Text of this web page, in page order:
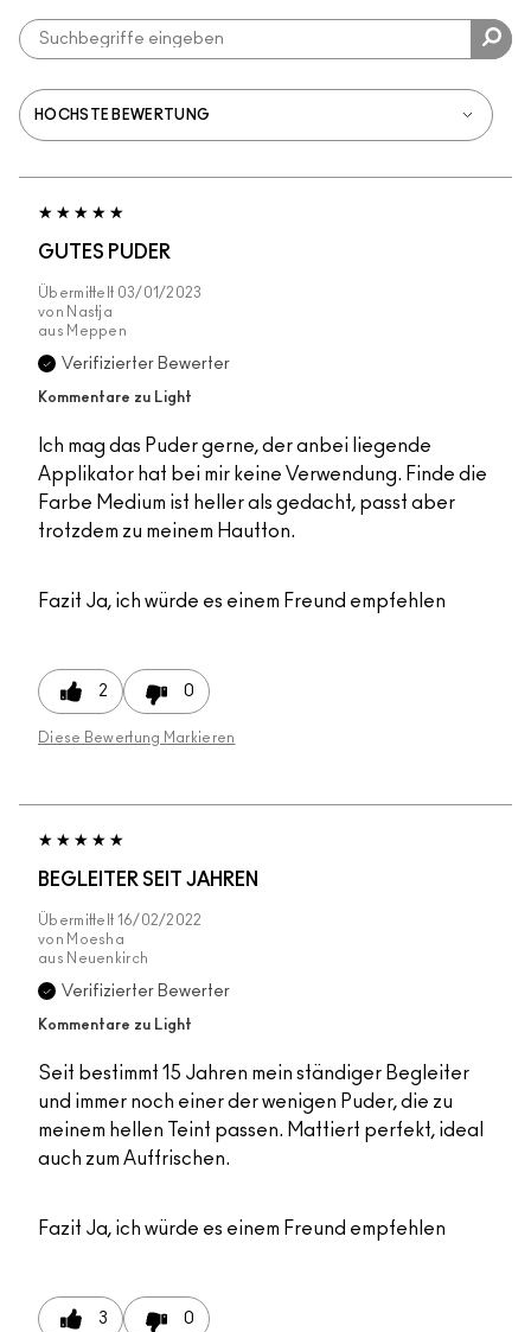
GUTES PUDER
Übermittelt 03/01/2023
von Nastja
aus Meppen
Verifizierter Bewerter
Kommentare zu Light
Ich mag das Puder gerne, der anbei liegende
Applikator hat bei mir keine Verwendung. Finde die
Farbe Medium ist heller als gedacht, passt aber
trotzdem zu meinem Hautton.
Fazit Ja, ich würde es einem Freund empfehlen
2 0
Diese Bewertung Markieren
BEGLEITER SEIT JAHREN
Übermittelt 16/02/2022
von Moesha
aus Neuenkirch
Verifizierter Bewerter
Kommentare zu Light
Seit bestimmt 15 Jahren mein ständiger Begleiter
und immer noch einer der wenigen Puder, die zu
meinem hellen Teint passen. Mattiert perfekt, ideal
auch zum Auffrischen.
Fazit Ja, ich würde es einem Freund empfehlen
3 0